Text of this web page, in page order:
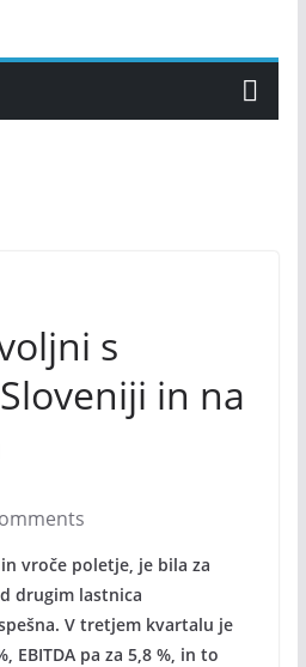
s
in na
vroče poletje, je bila za
drugim lastnica
V tretjem kvartalu je
EBITDA pa za 5,8 %, in to